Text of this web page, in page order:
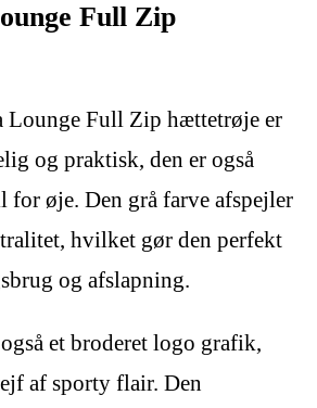
Full Zip
Lounge Full Zip hættetrøje er
og praktisk, den er også
for øje. Den grå farve afspejler
hvilket gør den perfekt
og afslapning.
et broderet logo grafik,
af sporty flair. Den